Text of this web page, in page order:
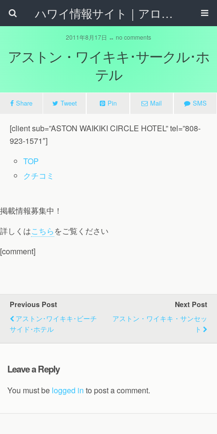
ハワイ情報サイト｜アロハタウンネット
2011年8月17日 ↔ no comments
アストン・ワイキキ･サークル･ホ
テル
Share Tweet Pin Mail SMS
[client sub=”ASTON WAIKIKI CIRCLE HOTEL” tel=”808-
923-1571″]
TOP
クチコミ
掲載情報募集中！
詳しくはこちらをご覧ください
[comment]
Previous Post
アストン･ワイキキ･ビーチ
サイド･ホテル
Next Post
アストン・ワイキキ・サンセッ
ト
Leave a Reply
You must be logged in to post a comment.